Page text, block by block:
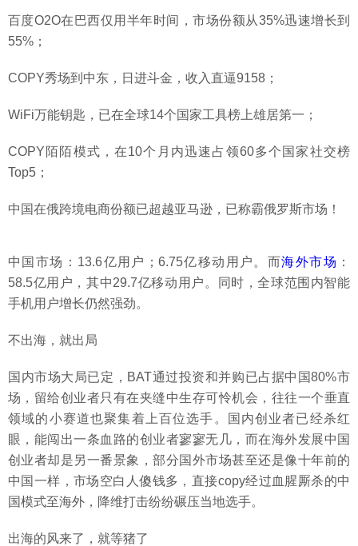
百度O2O在巴西仅用半年时间，市场份额从35%迅速增长到
55%；
COPY秀场到中东，日进斗金，收入直逼9158；
WiFi万能钥匙，已在全球14个国家工具榜上雄居第一；
COPY陌陌模式，在10个月内迅速占领60多个国家社交榜
Top5；
中国在俄跨境电商份额已超越亚马逊，已称霸俄罗斯市场！
中国市场：13.6亿用户；6.75亿移动用户。而海外市场 ：
58.5亿用户，其中29.7亿移动用户。同时，全球范围内智能
手机用户增长仍然强劲。
不出海，就出局
国内市场大局已定，BAT通过投资和并购已占据中国80%市
场，留给创业者只有在夹缝中生存可怜机会，往往一个垂直
领域的小赛道也聚集着上百位选手。国内创业者已经杀红
眼，能闯出一条血路的创业者寥寥无几，而在海外发展中国
创业者却是另一番景象，部分国外市场甚至还是像十年前的
中国一样，市场空白人傻钱多，直接copy经过血腥厮杀的中
国模式至海外，降维打击纷纷碾压当地选手。
出海的风来了，就等猪了